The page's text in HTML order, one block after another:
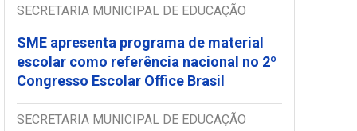
SECRETARIA MUNICIPAL DE EDUCAÇÃO
SME apresenta programa de material
escolar como referência nacional no 2º
Congresso Escolar Office Brasil
SECRETARIA MUNICIPAL DE EDUCAÇÃO